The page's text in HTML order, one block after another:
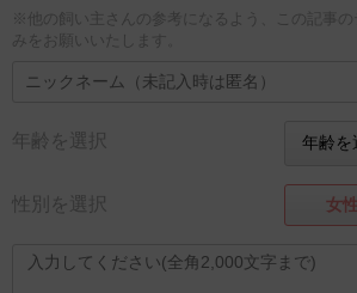
※他の飼い主さんの参考になるよう、この記事の
みをお願いいたします。
年齢を選択
性別を選択 女性